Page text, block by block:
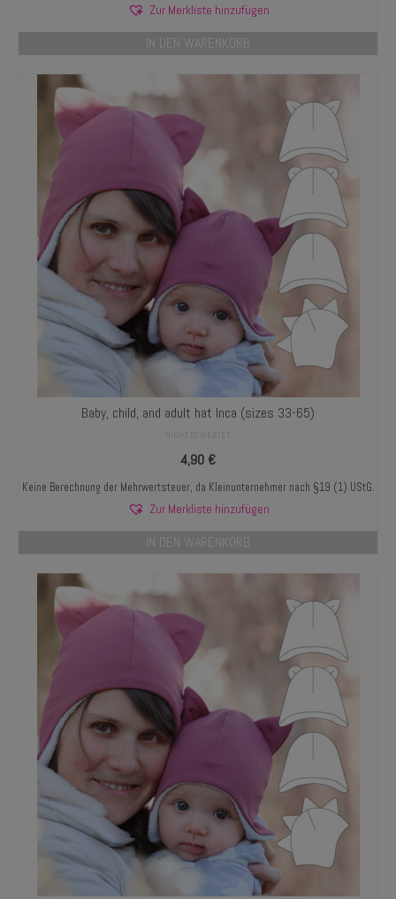
Zur Merkliste hinzufügen
IN DEN WARENKORB
Baby, child, and adult hat Inca (sizes 33-65)
4,90 €
Keine Berechnung der Mehrwertsteuer, da Kleinunternehmer nach §19 (1) UStG.
Zur Merkliste hinzufügen
IN DEN WARENKORB